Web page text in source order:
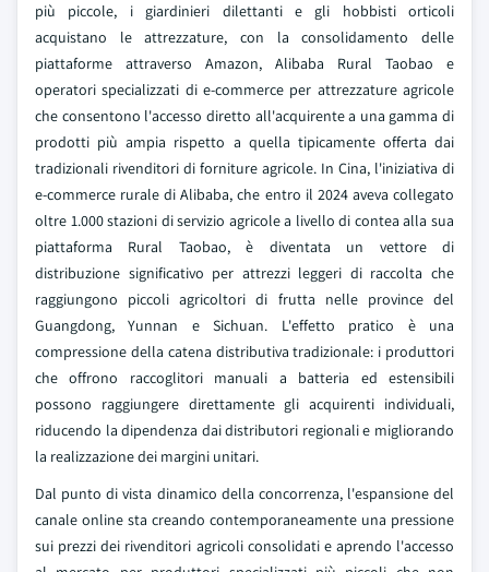
più piccole, i giardinieri dilettanti e gli hobbisti orticoli
acquistano le attrezzature, con la consolidamento delle
piattaforme attraverso Amazon, Alibaba Rural Taobao e
operatori specializzati di e-commerce per attrezzature agricole
che consentono l'accesso diretto all'acquirente a una gamma di
prodotti più ampia rispetto a quella tipicamente offerta dai
tradizionali rivenditori di forniture agricole. In Cina, l'iniziativa di
e-commerce rurale di Alibaba, che entro il 2024 aveva collegato
oltre 1.000 stazioni di servizio agricole a livello di contea alla sua
piattaforma Rural Taobao, è diventata un vettore di
distribuzione significativo per attrezzi leggeri di raccolta che
raggiungono piccoli agricoltori di frutta nelle province del
Guangdong, Yunnan e Sichuan. L'effetto pratico è una
compressione della catena distributiva tradizionale: i produttori
che offrono raccoglitori manuali a batteria ed estensibili
possono raggiungere direttamente gli acquirenti individuali,
riducendo la dipendenza dai distributori regionali e migliorando
la realizzazione dei margini unitari.
Dal punto di vista dinamico della concorrenza, l'espansione del
canale online sta creando contemporaneamente una pressione
sui prezzi dei rivenditori agricoli consolidati e aprendo l'accesso